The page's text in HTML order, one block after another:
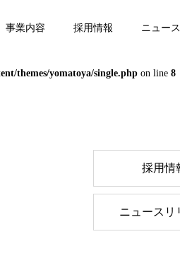
事業内容 採用情報 ニュー
themes/yomatoya/single.php on line 8
採⽤情
ニュースリ